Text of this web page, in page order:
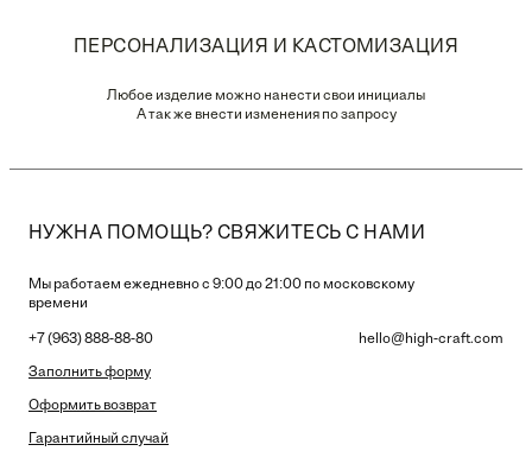
ПЕРСОНАЛИЗАЦИЯ И КАСТОМИЗАЦИЯ
Любое изделие можно нанести свои инициалы
А так же внести изменения по запросу
НУЖНА ПОМОЩЬ? СВЯЖИТЕСЬ С НАМИ
Мы работаем ежедневно с 9:00 до 21:00 по московскому
времени
+7 (963) 888-88-80 hello@high-craft.com
Заполнить форму
Оформить возврат
Гарантийный случай